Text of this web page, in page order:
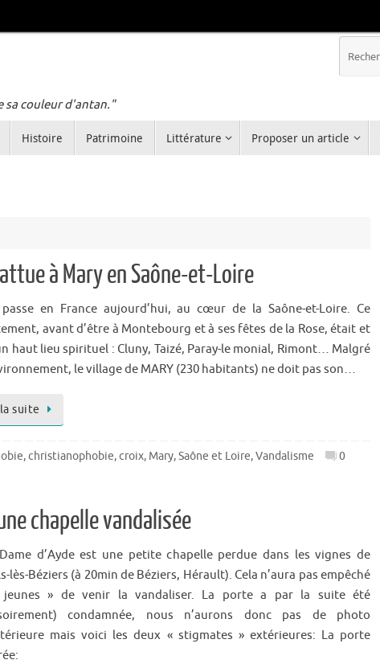
sa couleur d'antan."
Histoire Patrimoine Littérature Proposer un article
à Mary en Saône-et-Loire
en France aujourd’hui, au cœur de la Saône-et-Loire. Ce
avant d’être à Montebourg et à ses fêtes de la Rose, était et
haut lieu spirituel : Cluny, Taizé, Paray-le monial, Rimont… Malgré
le village de MARY (230 habitants) ne doit pas son…
suite
,christianophobie,croix, Mary,Saône et Loire,Vandalisme 0
chapelle vandalisée
d’Ayde est une petite chapelle perdue dans les vignes de
lès-Béziers (à 20min de Béziers, Hérault). Cela n’aura pas empêché
» de venir la vandaliser. La porte a par la suite été
condamnée, nous n’aurons donc pas de photo
mais voici les deux « stigmates » extérieures: La porte